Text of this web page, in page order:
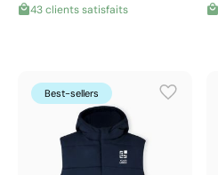
43 clients satisfaits
Best-sellers